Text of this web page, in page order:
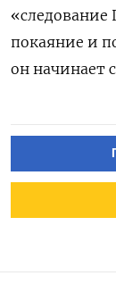
«следование
покаяние и
он начинает